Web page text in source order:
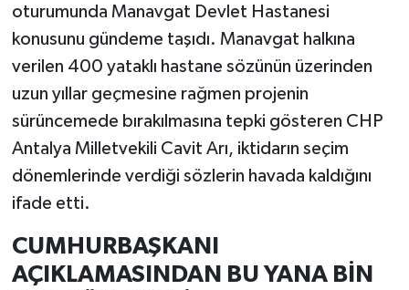
oturumunda Manavgat Devlet Hastanesi
konusunu gündeme taşıdı. Manavgat halkına
verilen 400 yataklı hastane sözünün üzerinden
uzun yıllar geçmesine rağmen projenin
sürüncemede bırakılmasına tepki gösteren CHP
Antalya Milletvekili Cavit Arı, iktidarın seçim
dönemlerinde verdiği sözlerin havada kaldığını
ifade etti.
CUMHURBAŞKANI
AÇIKLAMASINDAN BU YANA BİN